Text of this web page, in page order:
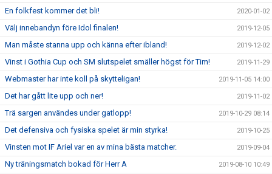
En folkfest kommer det bli! 2020-01-02
Välj innebandyn före Idol finalen! 2019-12-05
Man måste stanna upp och känna efter ibland! 2019-12-02
Vinst i Gothia Cup och SM slutspelet smäller högst för Tim! 2019-11-29
Webmaster har inte koll på skytteligan! 2019-11-05 14:00
Det har gått lite upp och ner! 2019-11-02
Trä sargen användes under gatlopp! 2019-10-29 08:14
Det defensiva och fysiska spelet är min styrka! 2019-10-25
Vinsten mot IF Ariel var en av mina bästa matcher. 2019-09-04
Ny träningsmatch bokad för Herr A 2019-08-10 10:49